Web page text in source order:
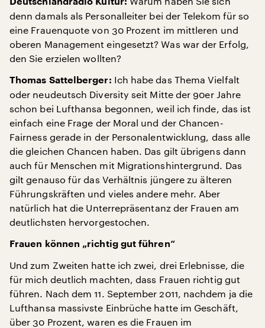
denn damals als Personalleiter bei der Telekom für so
eine Frauenquote von 30 Prozent im mittleren und
oberen Management eingesetzt? Was war der Erfolg,
den Sie erzielen wollten?
Thomas Sattelberger: Ich habe das Thema Vielfalt
oder neudeutsch Diversity seit Mitte der 90er Jahre
schon bei Lufthansa begonnen, weil ich finde, das ist
einfach eine Frage der Moral und der Chancen-
Fairness gerade in der Personalentwicklung, dass alle
die gleichen Chancen haben. Das gilt übrigens dann
auch für Menschen mit Migrationshintergrund. Das
gilt genauso für das Verhältnis jüngere zu älteren
Führungskräften und vieles andere mehr. Aber
natürlich hat die Unterrepräsentanz der Frauen am
deutlichsten hervorgestochen.
Frauen können „richtig gut führen“
Und zum Zweiten hatte ich zwei, drei Erlebnisse, die
für mich deutlich machten, dass Frauen richtig gut
führen. Nach dem 11. September 2011, nachdem ja die
Lufthansa massivste Einbrüche hatte im Geschäft,
über 30 Prozent, waren es die Frauen im